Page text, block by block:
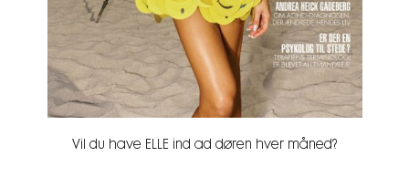
Vil du have ELLE ind ad døren hver måned?